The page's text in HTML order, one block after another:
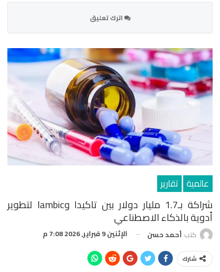
اترك تعليق
عالمية تقارير
شراكة بـ1.7 مليار دولار بين تاكيدا وIambic لتطوير
أدوية بالذكاء الاصطناعي
كتب أحمد حسن الإثنين 9 فبراير, 2026 7:08 م
شارك